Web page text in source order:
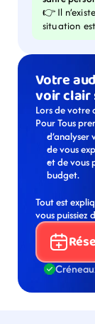
👉 Il
situation
Votre
voir clair
Lors de votre
Pour Tous
de vous
et de vous
budget.
Tout est
vous puissiez